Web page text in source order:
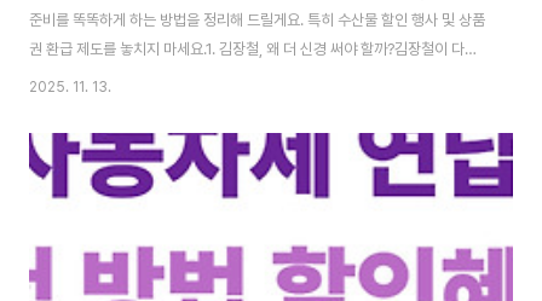
준비를 똑똑하게 하는 방법을 정리해 드릴게요. 특히 수산물 할인 행사 및 상품
권 환급 제도를 놓치지 마세요.1. 김장철, 왜 더 신경 써야 할까?김장철이 다가
오면 배추·무 등 채소뿐 아니라, 김장에 필수적인 재료인 천일염, 새우젓, 멸치
다.가계 부담이 커지는 시기이기 때문에, 미리 준비하고 할인 제도를 활용하는
것이 중요해요. "이 포스팅은 쿠팡 파트너스 활동의 일환으로, 이에 따른 일정
액의 수수료를 제공받습니다." 2. 김장철 올해 수산물 할인 및 전통시장 환급
30..
2025. 11. 13.